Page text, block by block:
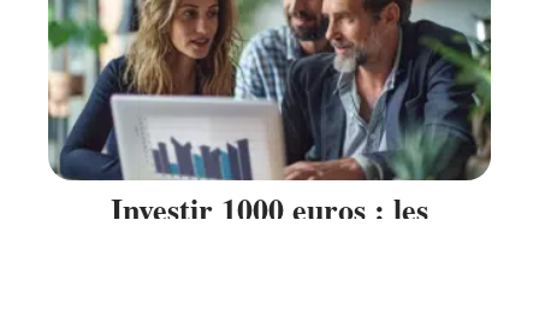
Investir 1000 euros : les